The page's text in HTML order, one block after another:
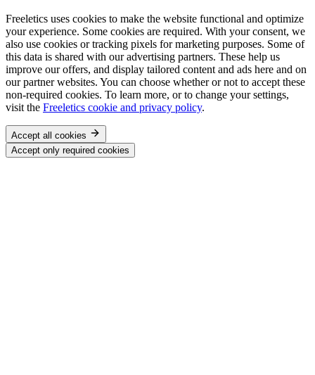
Freeletics uses cookies to make the website functional and optimize
your experience. Some cookies are required. With your consent, we
also use cookies or tracking pixels for marketing purposes. Some of
this data is shared with our advertising partners. These help us
improve our offers, and display tailored content and ads here and on
our partner websites. You can choose whether or not to accept these
non-required cookies. To learn more, or to change your settings,
visit the Freeletics cookie and privacy policy.
Accept all cookies
Accept only required cookies